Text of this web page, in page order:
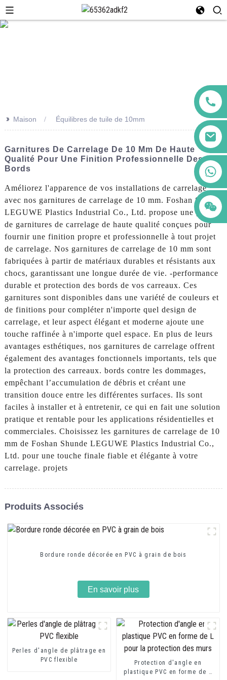
>> Maison Équilibres de tuile de 10mm
Garnitures De Carrelage De 10 Mm De Haute
Qualité Pour Une Finition Professionnelle Des
Bords
Améliorez l'apparence de vos installations de carrelage
avec nos garnitures de carrelage de 10 mm. Foshan Shunde
LEGUWE Plastics Industrial Co., Ltd. propose une gamme
de garnitures de carrelage de haute qualité conçues pour
fournir une finition propre et professionnelle à tout projet
de carrelage. Nos garnitures de carrelage de 10 mm sont
fabriquées à partir de matériaux durables et résistants aux
chocs, garantissant une longue durée de vie. -performance
durable et protection des bords de vos carreaux. Ces
garnitures sont disponibles dans une variété de couleurs et
de finitions pour compléter n'importe quel design de
carrelage, et leur aspect élégant et moderne ajoute une
touche raffinée à n'importe quel espace. En plus de leurs
avantages esthétiques, nos garnitures de carrelage offrent
également des avantages fonctionnels importants, tels que
la protection des carreaux. bords contre les dommages,
empêchant l’accumulation de débris et créant une
transition douce entre les différentes surfaces. Ils sont
faciles à installer et à entretenir, ce qui en fait une solution
pratique et rentable pour les applications résidentielles et
commerciales. Choisissez les garnitures de carrelage de 10
mm de Foshan Shunde LEGUWE Plastics Industrial Co.,
Ltd. pour une touche finale fiable et élégante à votre
carrelage. projets
Produits Associés
Bordure ronde décorée en PVC à grain de bois
En savoir plus
Perles d'angle de plâtrage en
PVC flexible
Protection d'angle en
plastique PVC en forme de L